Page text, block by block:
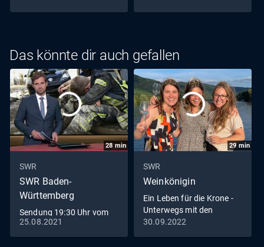
Das könnte dir auch gefallen
28min
SWR
SWR Baden-
Württemberg
Sendung 19:30 Uhr vom
25.8.2021
25.08.2021
29min
SWR
Weinkönigin
Ein Leben für die Krone -
Unterwegs mit den
Weinköniginnen
30.09.2022